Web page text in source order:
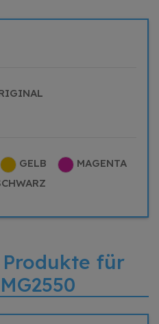
GELB
MAGENTA
für